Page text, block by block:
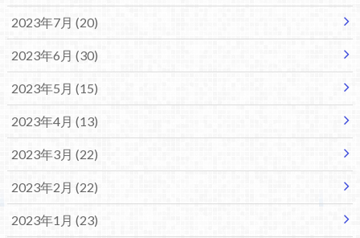
2023年7月 (20)
2023年6月 (30)
2023年5月 (15)
2023年4月 (13)
2023年3月 (22)
2023年2月 (22)
2023年1月 (23)